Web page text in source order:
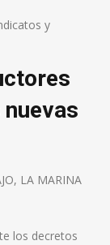
y
LA MARINA
los decretos